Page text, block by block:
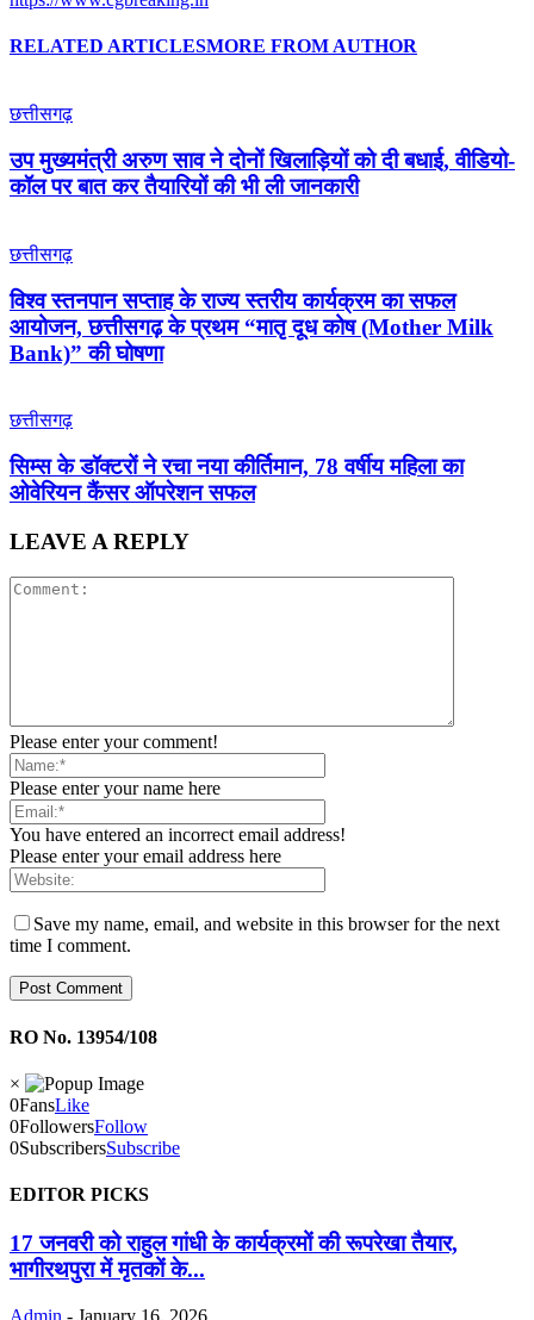
RELATED ARTICLESMORE FROM AUTHOR
छत्तीसगढ़
उप मुख्यमंत्री अरुण साव ने दोनों खिलाड़ियों को दी बधाई, वीडियो-
कॉल पर बात कर तैयारियों की भी ली जानकारी
छत्तीसगढ़
विश्व स्तनपान सप्ताह के राज्य स्तरीय कार्यक्रम का सफल
आयोजन, छत्तीसगढ़ के प्रथम “मातृ दूध कोष (Mother Milk
Bank)” की घोषणा
छत्तीसगढ़
सिम्स के डॉक्टरों ने रचा नया कीर्तिमान, 78 वर्षीय महिला का
ओवेरियन कैंसर ऑपरेशन सफल
LEAVE A REPLY
Please enter your comment!
Please enter your name here
You have entered an incorrect email address!
Please enter your email address here
Save my name, email, and website in this browser for the next
time I comment.
RO No. 13954/108
×
0FansLike
0FollowersFollow
0SubscribersSubscribe
EDITOR PICKS
17 जनवरी को राहुल गांधी के कार्यक्रमों की रूपरेखा तैयार,
भागीरथपुरा में मृतकों के...